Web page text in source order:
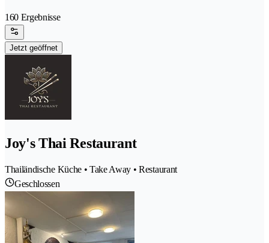
160 Ergebnisse
Jetzt geöffnet
Joy's Thai Restaurant
Thailändische Küche • Take Away • Restaurant
Geschlossen